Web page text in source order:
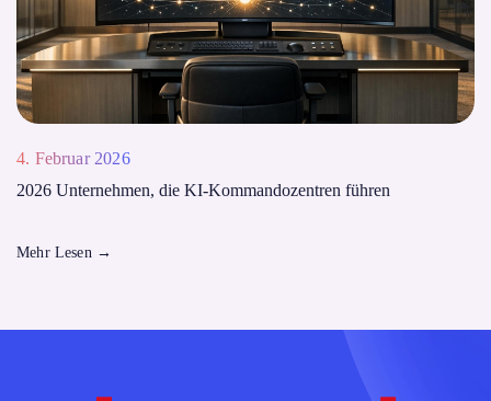
4. Februar 2026
2026 Unternehmen, die KI-Kommandozentren führen
Mehr Lesen →